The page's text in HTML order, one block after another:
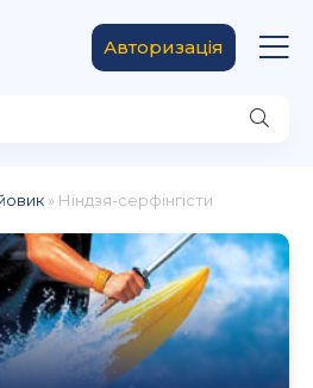
Авторизація
» Ніндзя-серфінгісти